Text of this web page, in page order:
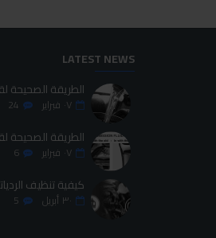
LATEST NEWS
الطريقة الصحيحة
٠٧ فبراير 24
٠٧ فبراير 6
كيفية تنظيف
٣٠ أبريل 5